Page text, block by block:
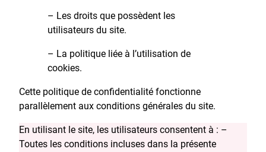
– Les droits que possèdent les
utilisateurs du site.
– La politique liée à l’utilisation de
cookies.
Cette politique de confidentialité fonctionne
parallèlement aux conditions générales du site.
En utilisant le site, les utilisateurs consentent à : –
Toutes les conditions incluses dans la présente